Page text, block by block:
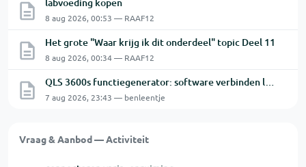
8 aug 2026, 00:53 — RAAF12
Het grote "Waar krijg ik dit onderdeel" topic Deel 11
8 aug 2026, 00:34 — RAAF12
QLS 3600s functiegenerator: software verbinden lukt niet.
7 aug 2026, 23:43 — benleentje
Vraag & Aanbod — Activiteit